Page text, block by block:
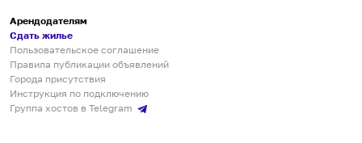
Арендодателям
Сдать жилье
Пользовательское соглашение
Правила публикации объявлений
Города присутствия
Инструкция по подключению
Группа хостов в Telegram